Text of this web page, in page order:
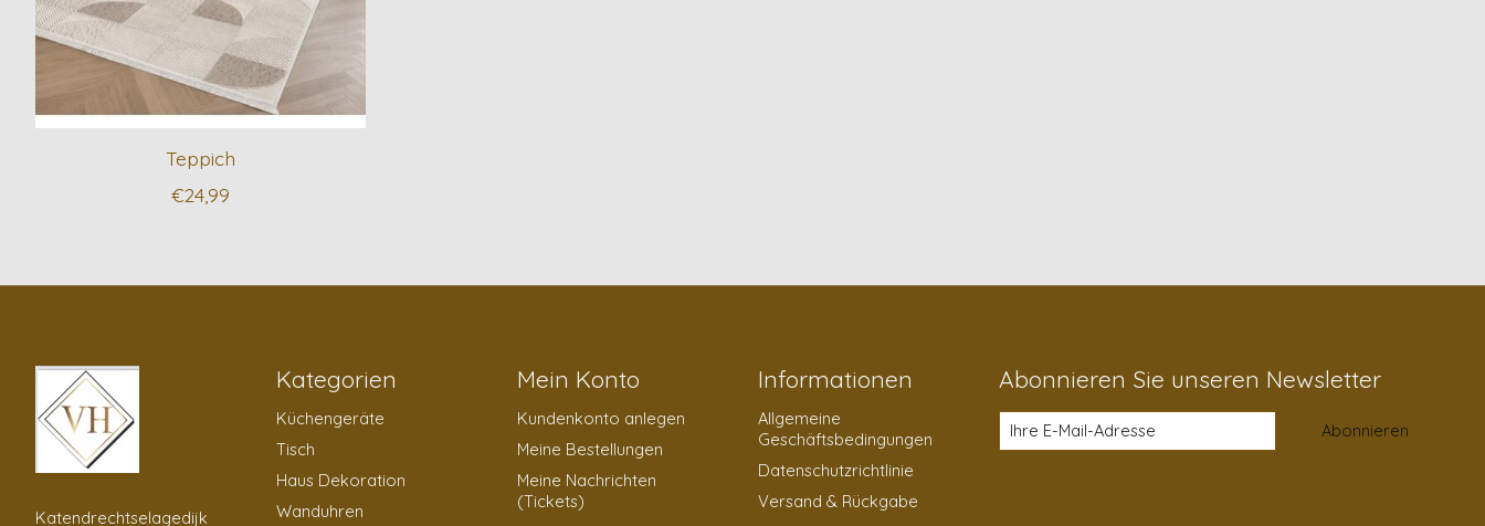
Teppich
€24,99
Katendrechtselagedijk
Kategorien
Küchengeräte
Tisch
Haus Dekoration
Wanduhren
Mein Konto
Kundenkonto anlegen
Meine Bestellungen
Meine Nachrichten
(Tickets)
Informationen
Allgemeine
Geschäftsbedingungen
Datenschutzrichtlinie
Versand & Rückgabe
Abonnieren Sie unseren Newsletter
Abonnieren